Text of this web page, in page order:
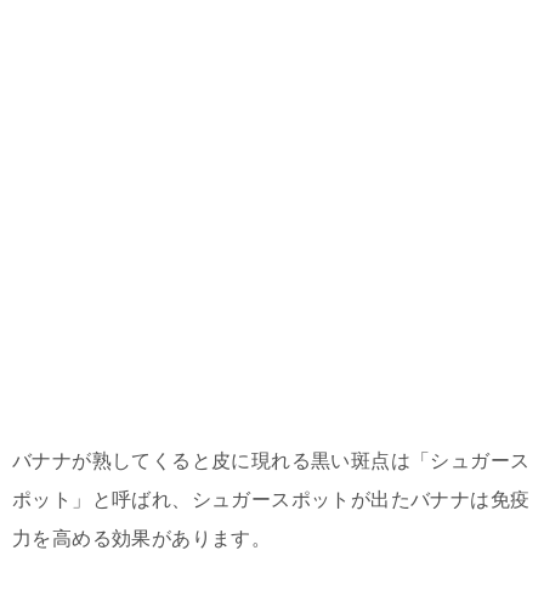
バナナが熟してくると皮に現れる黒い斑点は「シュガース
ポット」と呼ばれ、シュガースポットが出たバナナは免疫
力を高める効果があります。